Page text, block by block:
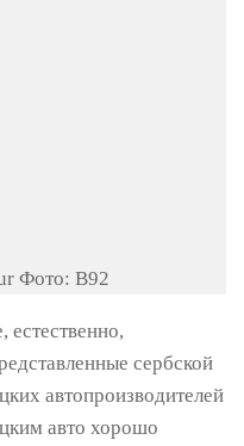
Фото: B92
естественно,
сербской
автопроизводителей
авто хорошо